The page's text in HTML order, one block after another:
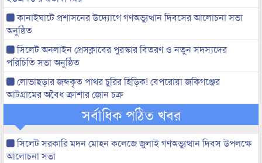
কানাইঘাটে প্রশাসনের উদ্যোগে গণঅভ্যুত্থান দিবসের আলোচনা সভা
অনুষ্ঠিত
সিলেট অনলাইন প্রেসক্লাবের পুরস্কার বিতরণ ও নতুন সদস্যদের
পরিচিতি সভা অনুষ্ঠিত
লোভাছড়ার জব্দকৃত পাথর চুরির হিড়িক! বেপরোয়া জকিগঞ্জের
আটগ্রামের অবৈধ ক্রাশার জোন চক্র
সর্বাধিক পঠিত খবর
সিলেট সরকারি মদন মোহন কলেজে জুলাই গণঅভ্যুত্থান দিবস উপলক্ষে
আলোচনা সভা